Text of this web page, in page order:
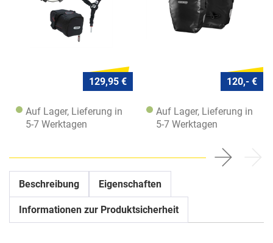
129,95 €
Auf Lager, Lieferung in
5-7 Werktagen
120,- €
Auf Lager, Lieferung in
5-7 Werktagen
Beschreibung Eigenschaften
Informationen zur Produktsicherheit